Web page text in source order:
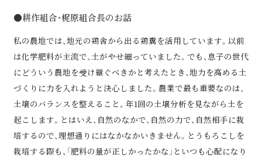
●耕作組合・梶原組合長のお話
私の農地では、地元の鶏舎から出る鶏糞を活用しています。以前
は化学肥料が主流で、土がやせ細っていました。でも、息子の世代
にどういう農地を受け継ぐべきかと考えたとき、地力を高める土
づくりに力を入れようと決心しました。農業で最も重要なのは、
土壌のバランスを整えること。年1回の土壌分析を見ながら土を
起こします。とはいえ、自然のなかで、自然の力で、自然相手に栽
培するので、理想通りにはなかなかいきません。とうもろこしを
栽培する際も、「肥料の量が正しかったかな」といつも心配になり